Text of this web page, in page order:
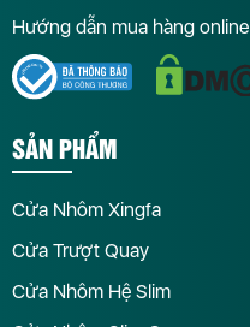
Hướng dẫn mua hàng online
SẢN PHẨM
Cửa Nhôm Xingfa
Cửa Trượt Quay
Cửa Nhôm Hệ Slim